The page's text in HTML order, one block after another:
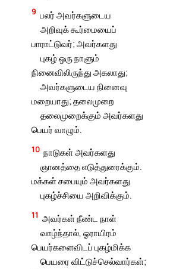
9 பலர் அவர்களுடைய
அறிவுக் கூர்மையைப்
பாராட்டுவர்; அவர்களது
புகழ் ஒரு நாளும்
நினைவிலிருந்து அகலாது;
அவர்களுடைய நினைவு
மறையாது; தலைமுறை
தலைமுறைக்கும் அவர்களது
பெயர் வாழும்.
10 நாடுகள் அவர்களது
ஞானத்தை எடுத்துரைக்கும்.
மக்கள் சபையும் அவர்களது
புகழ்ச்சியை அறிவிக்கும்.
11 அவர்கள் நீண்ட நாள்
வாழ்ந்தால், ஓராயிரம்
பெயர்களைவிடப் புகழ்மிக்க
பெயரை விட்டுச்செல்வார்கள்;